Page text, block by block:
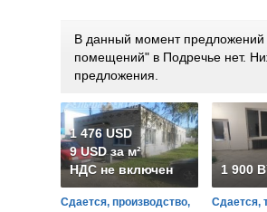
В данный момент предложений
помещений" в Подречье нет.
предложения.
1 476 USD
9 USD за м²
НДС не включен
Сдается, производство,
1 900
Сдается,